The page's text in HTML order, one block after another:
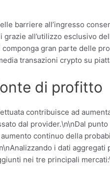
barriere all’ingresso
all’utilizzo esclusivo
gran parte delle
transazioni crypto su
di profitto
contribuisce ad
dal provider.\n\nDal
continuo della
i dati
nei tre principali